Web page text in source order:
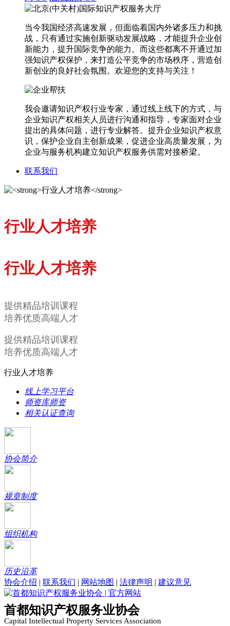
当今我国经济高速发展，但面临着国内外诸多压力和挑
战，只有通过实施创新驱动发展战略，才能提升企业创
新能力，提升国际竞争的能力。而这些都离不开通过加
强知识产权保护，来打造公平竞争的市场秩序，营造创
新创业的良好社会氛围。欢迎您的支持与关注！
我会邀请知识产权行业专家，通过线上线下的方式，与
企业知识产权相关人员进行沟通和指导，专家面对企业
提出的具体问题，进行专业解答。提升企业知识产权意
识，保护企业自主创新成果，促进企业高质量发展，为
企业与服务机构建立知识产权服务供需对接桥梁。
联系我们
行业人才培养
行业人才培养
提供精品培训课程
培养优质高端人才
提供精品培训课程
培养优质高端人才
行业人才培养
线上学习平台
师资库师资
相关认证查询
协会简介
规章制度
组织机构
历史沿革
协会介绍 | 联系我们 | 网站地图 | 法律声明 | 建议意见
首都知识产权服务业协会
Capital Intellectual Property Services Association